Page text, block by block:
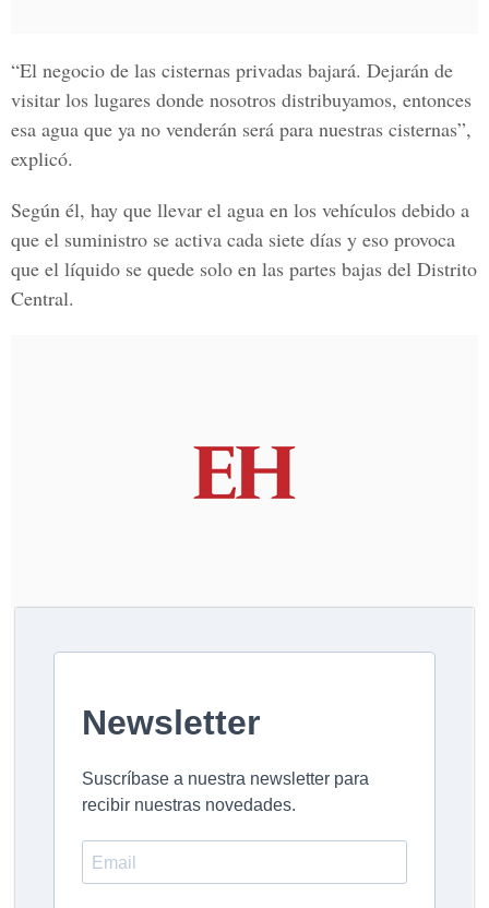
“El negocio de las cisternas privadas bajará. Dejarán de
visitar los lugares donde nosotros distribuyamos, entonces
esa agua que ya no venderán será para nuestras cisternas”,
explicó.
Según él, hay que llevar el agua en los vehículos debido a
que el suministro se activa cada siete días y eso provoca
que el líquido se quede solo en las partes bajas del Distrito
Central.